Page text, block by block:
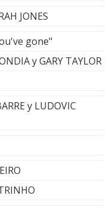
JONES
gone"
y GARY TAYLOR
y LUDOVIC